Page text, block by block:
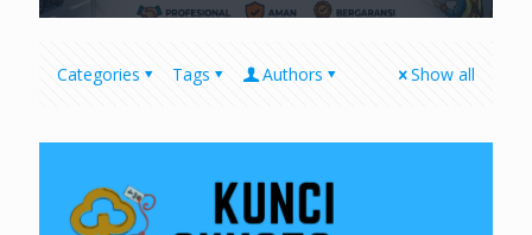
Categories Tags Authors Show all